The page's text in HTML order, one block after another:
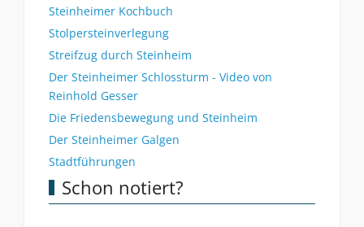
Steinheimer Kochbuch
Stolpersteinverlegung
Streifzug durch Steinheim
Der Steinheimer Schlossturm - Video von
Reinhold Gesser
Die Friedensbewegung und Steinheim
Der Steinheimer Galgen
Stadtführungen
Schon notiert?